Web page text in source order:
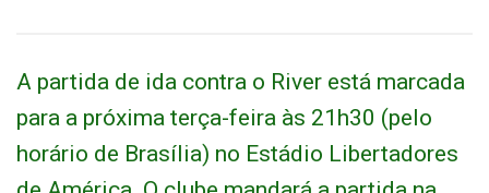
A partida de ida contra o River está marcada
para a próxima terça-feira às 21h30 (pelo
horário de Brasília) no Estádio Libertadores